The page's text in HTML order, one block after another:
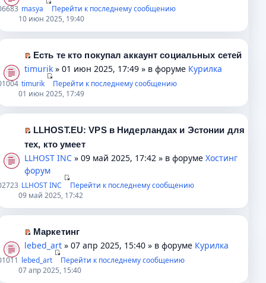
о
у
с
о
б
е
н
ч
т
а
н
о
у
с
б
щ
е
н
и
ю
у
е
п
р
ч
т
а
о
м
у
с
о
о
б
щ
е
н
п
р
в
о
у
е
п
ч
и
т
а
н
н
о
м
у
с
р
й
т
и
п
р
в
у
н
е
п
р
о
ч
и
т
а
6683 masya
Перейти к последнему сообщению
10 июн 2025, 19:40
П
р
й
т
п
е
р
в
о
м
у
н
е
п
Есть те кто покупал аккаунт социальных сетей
timurik » 01 июн 2025, 17:49 » в форуме Курилка
1004 timurik
Перейти к последнему сообщению
01 июн 2025, 17:49
р
е
й
т
и
к
п
е
р
в
LLHOST.EU: VPS в Нидерландах и Эстонии для
тех, кто умеет
LLHOST INC » 09 май 2025, 17:42 » в форуме Хостинг
форум
2723 LLHOST INC
Перейти к последнему сообщению
09 май 2025, 17:42
П
р
Маркетинг
lebed_art » 07 апр 2025, 15:40 » в форуме Курилка
1011 lebed_art
Перейти к последнему сообщению
07 апр 2025, 15:40